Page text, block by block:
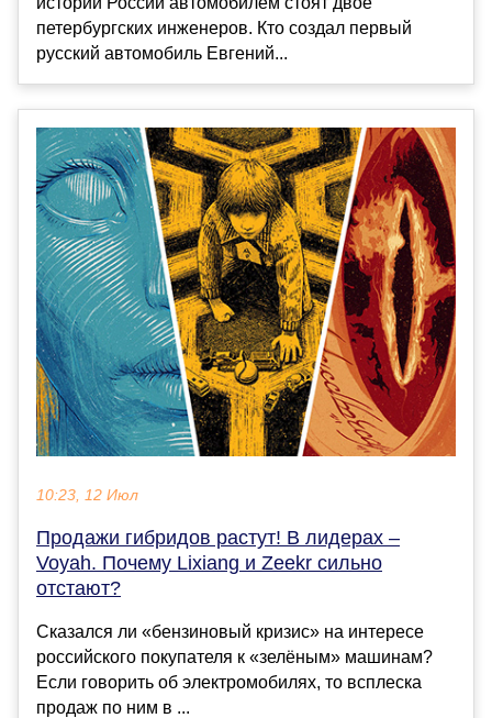
петербургских инженеров. Кто создал первый
русский автомобиль Евгений...
10:23, 12 Июл
Продажи гибридов растут! В лидерах –
Voyah. Почему Lixiang и Zeekr сильно
отстают?
Сказался ли «бензиновый кризис» на интересе
российского покупателя к «зелёным» машинам?
Если говорить об электромобилях, то всплеска
продаж по ним в ...